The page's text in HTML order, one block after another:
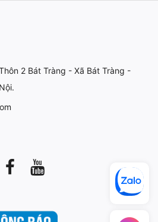
2 Bát Tràng - Xã Bát Tràng -